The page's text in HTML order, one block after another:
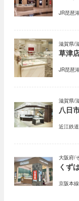
JR琵琶
滋賀県/
草津
JR琵琶
滋賀県/
八日
近江鉄
大阪府/
くず
京阪本